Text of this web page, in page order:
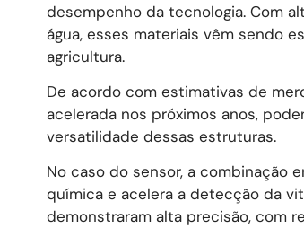
desempenho da tecnologia. Com
água, esses materiais vêm sendo
agricultura.
De acordo com estimativas de
acelerada nos próximos anos,
versatilidade dessas estruturas.
No caso do sensor, a combinação
química e acelera a detecção da
demonstraram alta precisão, com